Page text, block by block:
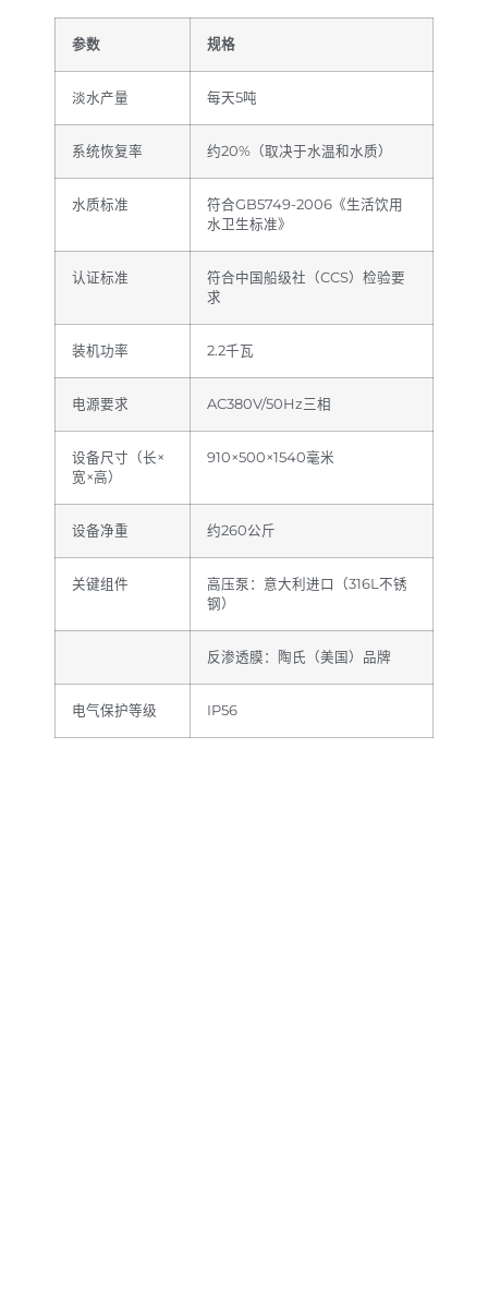
参数 规格
淡水产量 每天5吨
系统恢复率 约20%（取决于水温和水质）
水质标准
符合GB5749-2006《生活饮用
水卫生标准》
认证标准
符合中国船级社（CCS）检验要
求
装机功率 2.2千瓦
电源要求 AC380V/50Hz三相
设备尺寸（长×
宽×高）
910×500×1540毫米
设备净重 约260公斤
关键组件
高压泵：意大利进口（316L不锈
钢）
反渗透膜：陶氏（美国）品牌
电气保护等级 IP56